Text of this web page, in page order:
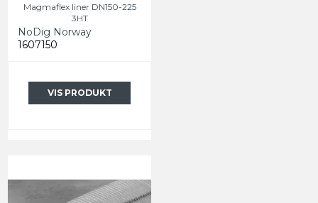
Magmaflex liner DN150-225
3HT
NoDig Norway
1607150
VIS PRODUKT